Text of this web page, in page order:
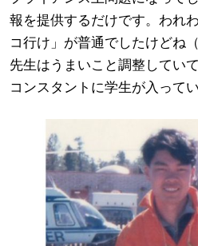
報を提供するだけです。われ
コ行け」が普通でしたけどね
先生はうまいこと調整してい
コンスタントに学生が入ってい